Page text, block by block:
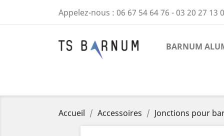
Appelez-nous : 06 67 54 64 76 - 03 20 27 13
BARNUM
Accueil Accessoires Jonctions pour